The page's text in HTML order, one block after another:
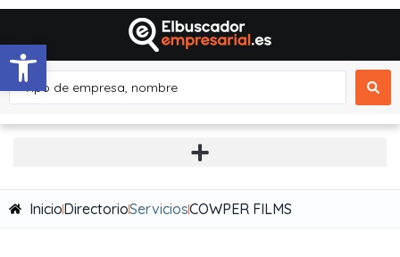
Abrir barra de herramientas
InicioDirectorioServiciosCOWPER FILMS